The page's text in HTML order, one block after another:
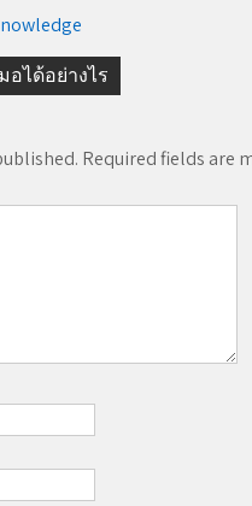
อได้อย่างไร
Required fields are